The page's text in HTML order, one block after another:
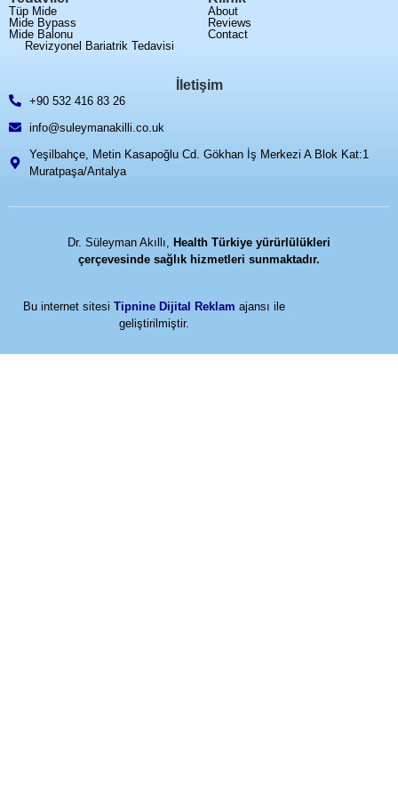
Tüp Mide
Mide Bypass
Mide Balonu
Revizyonel Bariatrik Tedavisi
About
Reviews
Contact
İletişim
+90 532 416 83 26
info@suleymanakilli.co.uk
Yeşilbahçe, Metin Kasapoğlu Cd. Gökhan İş Merkezi A Blok Kat:1
Muratpaşa/Antalya
Dr. Süleyman Akıllı,
Health Türkiye yürürlülükleri
çerçevesinde sağlık hizmetleri sunmaktadır.
Bu internet sitesiTipnine Dijital Reklam ajansı ile
geliştirilmiştir.